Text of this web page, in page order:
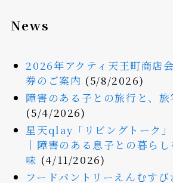
News
2026年アクティ天王町商店
券のご案内 (5/8/2026)
障害のある子との旅行と、旅
(5/4/2026)
星天qlay「リビングトーク
｜障害のある息子との暮ら
味 (4/11/2026)
フードパントリーえんむす